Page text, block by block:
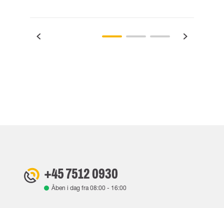
+45 7512 0930
Åben i dag fra08:00 - 16:00